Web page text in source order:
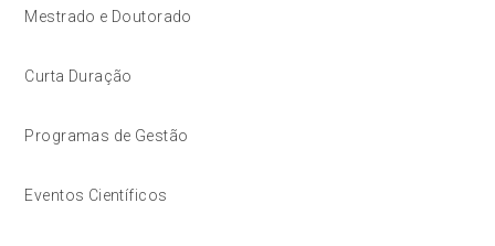
Mestrado e Doutorado
Curta Duração
Programas de Gestão
Eventos Científicos